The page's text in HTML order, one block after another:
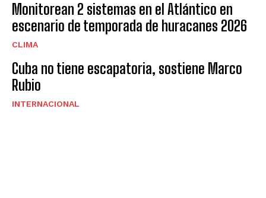
Monitorean 2 sistemas en el Atlántico en
escenario de temporada de huracanes 2026
CLIMA
Cuba no tiene escapatoria, sostiene Marco
Rubio
INTERNACIONAL